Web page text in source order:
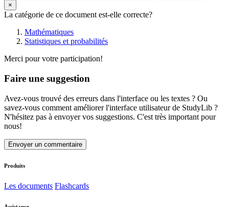
×
La catégorie de ce document est-elle correcte?
Mathématiques
Statistiques et probabilités
Merci pour votre participation!
Faire une suggestion
Avez-vous trouvé des erreurs dans l'interface ou les textes ? Ou
savez-vous comment améliorer l'interface utilisateur de StudyLib ?
N'hésitez pas à envoyer vos suggestions. C'est très important pour
nous!
Envoyer un commentaire
Produits
Les documents Flashcards